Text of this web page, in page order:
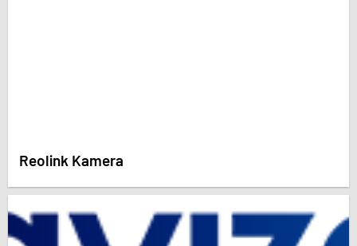
Reolink Kamera